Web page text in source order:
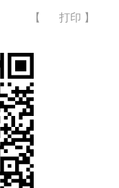
【 打印 】